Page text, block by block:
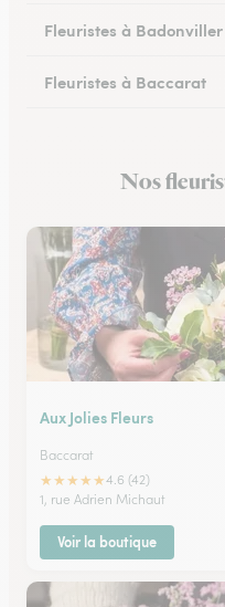
Fleuristes à Badonviller
Fleuristes à Baccarat
Fleuristes à Longwy
Nos
Aux Jolies Fleurs
Baccarat
★★★★★4.6 (42)
1, rue Adrien Michaut
Voir la boutique